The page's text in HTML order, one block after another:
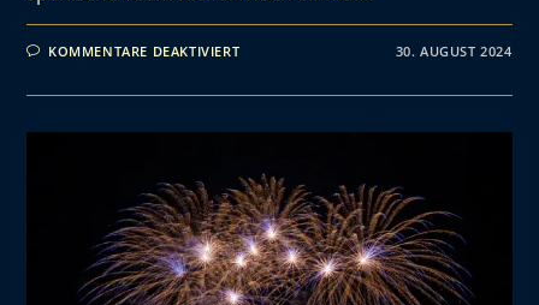
KOMMENTARE DEAKTIVIERT 30. AUGUST 2024